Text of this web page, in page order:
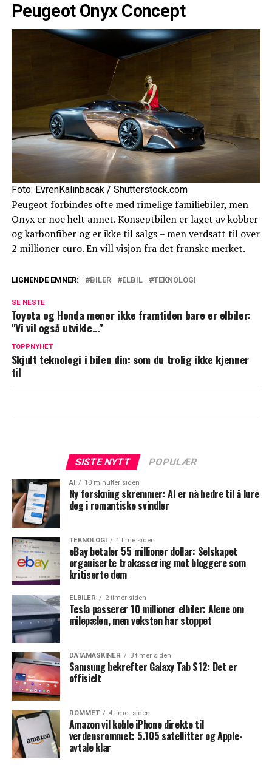
Peugeot Onyx Concept
Foto: EvrenKalinbacak / Shutterstock.com
Peugeot forbindes ofte med rimelige familiebiler, men
Onyx er noe helt annet. Konseptbilen er laget av kobber
og karbonfiber og er ikke til salgs – men verdsatt til over
2 millioner euro. En vill visjon fra det franske merket.
LIGNENDE EMNER: BILER ELBIL TEKNOLOGI
SE NESTE
Toyota og Honda mener ikke framtiden bare er elbiler:
"Vi vil også utvikle…"
TOPPNYHET
Skjult teknologi i bilen din: som du trolig ikke kjenner
til
SISTE NYTT POPULÆR
AI 10 minutter siden
Ny forskning skremmer: AI er nå bedre til å lure
deg i romantiske svindler
TEKNOLOGI 1 time siden
eBay betaler 55 millioner dollar: Selskapet
organiserte trakassering mot bloggere som
kritiserte dem
ELBILER 2 timer siden
Tesla passerer 10 millioner elbiler: Alene om
milepælen, men veksten har stoppet
DATAMASKINER 3 timer siden
Samsung bekrefter Galaxy Tab S12: Det er
offisielt
ROMMET 4 timer siden
Amazon vil koble iPhone direkte til
verdensrommet: 5.105 satellitter og Apple-
avtale klar